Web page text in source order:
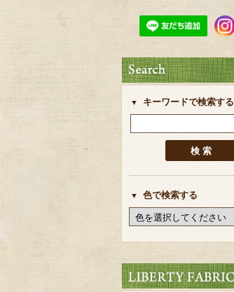
キーワードで検索する
色で検索する